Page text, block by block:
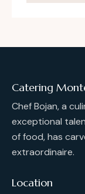
Catering
Chef Bojan, a
exceptional
of food, has
extraordinaire.
Location